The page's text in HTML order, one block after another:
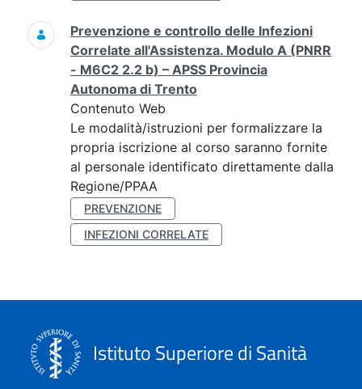
Prevenzione e controllo delle Infezioni
Correlate all'Assistenza. Modulo A (PNRR
- M6C2 2.2 b) – APSS Provincia
Autonoma di Trento
Contenuto Web
Le modalità/istruzioni per formalizzare la
propria iscrizione al corso saranno fornite
al personale identificato direttamente dalla
Regione/PPAA
PREVENZIONE
INFEZIONI CORRELATE
Istituto Superiore di Sanità